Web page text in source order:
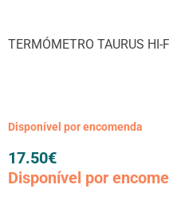
TERMÓMETRO TAURUS
Disponível por encomenda
17.50€
Disponível por